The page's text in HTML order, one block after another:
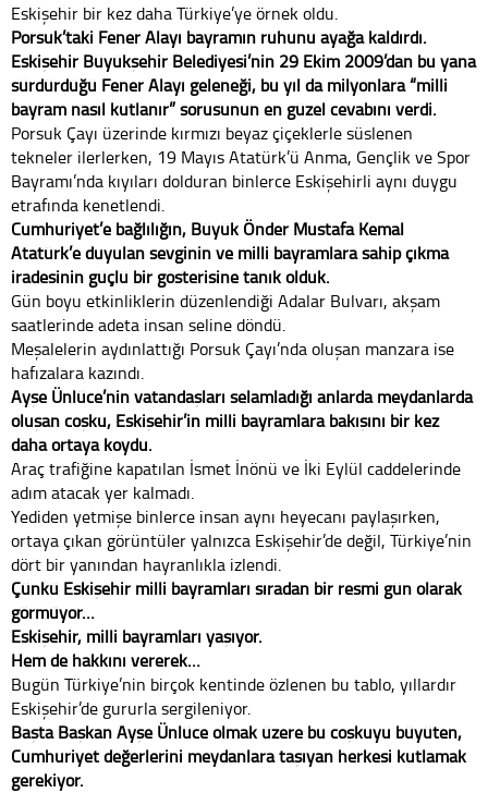
Eskişehir bir kez daha Türkiye’ye örnek oldu.
Porsuk’taki Fener Alayı bayramın ruhunu ayağa kaldırdı.
Eskişehir Büyükşehir Belediyesi’nin 29 Ekim 2009’dan bu yana
sürdürdüğü Fener Alayı geleneği, bu yıl da milyonlara “milli
bayram nasıl kutlanır” sorusunun en güzel cevabını verdi.
Porsuk Çayı üzerinde kırmızı beyaz çiçeklerle süslenen
tekneler ilerlerken, 19 Mayıs Atatürk’ü Anma, Gençlik ve Spor
Bayramı’nda kıyıları dolduran binlerce Eskişehirli aynı duygu
etrafında kenetlendi.
Cumhuriyet’e bağlılığın, Büyük Önder Mustafa Kemal
Atatürk’e duyulan sevginin ve milli bayramlara sahip çıkma
iradesinin güçlü bir gösterisine tanık olduk.
Gün boyu etkinliklerin düzenlendiği Adalar Bulvarı, akşam
saatlerinde adeta insan seline döndü.
Meşalelerin aydınlattığı Porsuk Çayı’nda oluşan manzara ise
hafızalara kazındı.
Ayşe Ünlüce’nin vatandaşları selamladığı anlarda meydanlarda
oluşan coşku, Eskişehir’in milli bayramlara bakışını bir kez
daha ortaya koydu.
Araç trafiğine kapatılan İsmet İnönü ve İki Eylül caddelerinde
adım atacak yer kalmadı.
Yediden yetmişe binlerce insan aynı heyecanı paylaşırken,
ortaya çıkan görüntüler yalnızca Eskişehir’de değil, Türkiye’nin
dört bir yanından hayranlıkla izlendi.
Çünkü Eskişehir milli bayramları sıradan bir resmi gün olarak
görmüyor…
Eskişehir, milli bayramları yaşıyor.
Hem de hakkını vererek…
Bugün Türkiye’nin birçok kentinde özlenen bu tablo, yıllardır
Eskişehir’de gururla sergileniyor.
Başta Başkan Ayşe Ünlüce olmak üzere bu coşkuyu büyüten,
Cumhuriyet değerlerini meydanlara taşıyan herkesi kutlamak
gerekiyor.